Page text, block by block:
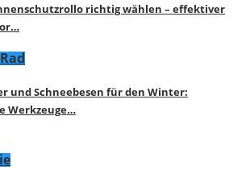
richtig wählen – effektiver
und Schneebesen für den Winter:
Werkzeuge…